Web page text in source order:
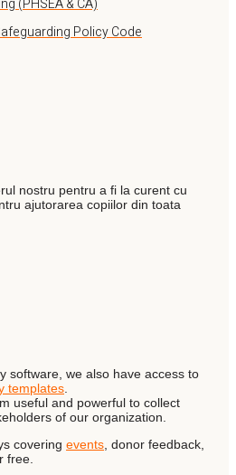
(PHSEA & CA)
Policy Code
nostru pentru a fi la curent cu
ajutorarea copiilor din toata
software, we also have access to
templates.
useful and powerful to collect
of our organization.
covering events, donor feedback,
free.